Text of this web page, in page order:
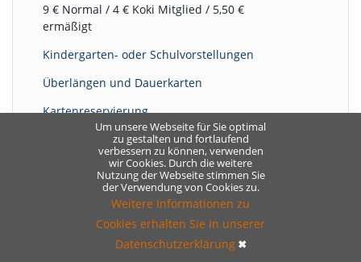
9 € Normal / 4 € Koki Mitglied / 5,50 €
ermäßigt
Kindergarten- oder Schulvorstellungen
Überlängen und Dauerkarten
Kartenreservierung
Ermäßigungsanspruch
für Studierende, Arbeitslose,
Rentner*innen und Menschen mit
Behinderung.
Um unsere Webseite für Sie optimal
zu gestalten und fortlaufend
verbessern zu können, verwenden
wir Cookies. Durch die weitere
Nutzung der Webseite stimmen Sie
der Verwendung von Cookies zu.
Weitere Informationen zu
Cookies erhalten Sie in unserer
Datenschutzerklärung ✖